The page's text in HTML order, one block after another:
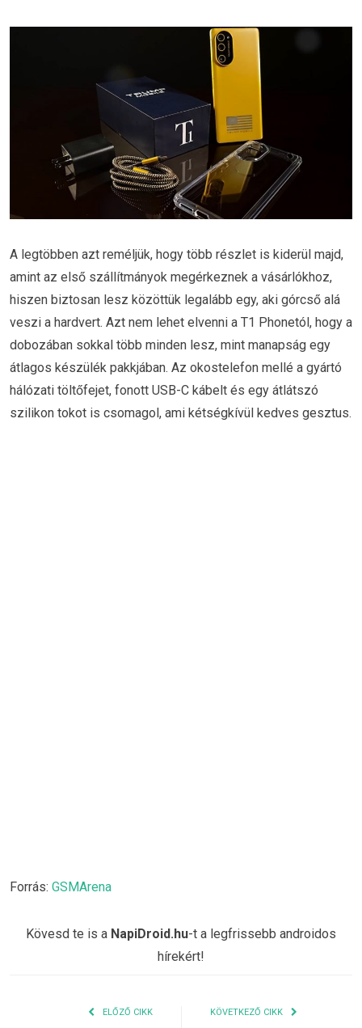
A legtöbben azt reméljük, hogy több részlet is kiderül majd,
amint az első szállítmányok megérkeznek a vásárlókhoz,
hiszen biztosan lesz közöttük legalább egy, aki górcső alá
veszi a hardvert. Azt nem lehet elvenni a T1 Phonetól, hogy a
dobozában sokkal több minden lesz, mint manapság egy
átlagos készülék pakkjában. Az okostelefon mellé a gyártó
hálózati töltőfejet, fonott USB-C kábelt és egy átlátszó
szilikon tokot is csomagol, ami kétségkívül kedves gesztus.
Forrás: GSMArena
Kövesd te is a NapiDroid.hu-t a legfrissebb androidos
hírekért!
ELŐZŐ CIKK KÖVETKEZŐ CIKK